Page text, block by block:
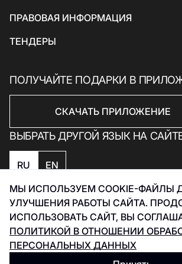
МЫ ИСПОЛЬЗУЕМ COOKIE-ФАЙЛЫ
УЛУЧШЕНИЯ РАБОТЫ САЙТА.
ИСПОЛЬЗОВАТЬ САЙТ, ВЫ
ПОЛИТИКОЙ В ОТНОШЕНИИ
ПЕРСОНАЛЬНЫХ ДАННЫХ
Подарки и сувениры
ПРАВОВАЯ ИНФОРМАЦИЯ
ТЕНДЕРЫ
ПОЛУЧАЙТЕ ПОДАРКИ В
СКАЧАТЬ ПРИЛОЖЕНИЕ
ВЫБРАТЬ ДРУГОЙ ЯЗЫК НА
RU EN
Политика конфиденциальности
Политика обработки данных Smart
Разработка Инфинити 2026